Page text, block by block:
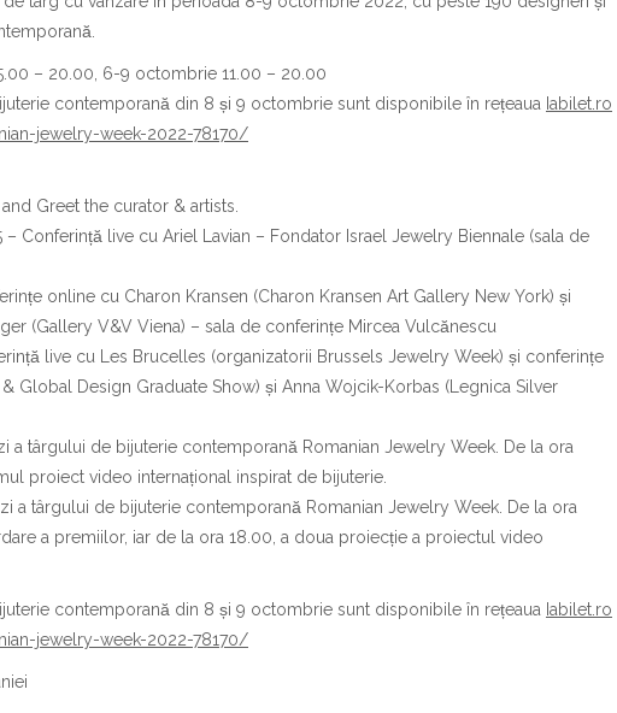
– 20.00, 6-9 octombrie 11.00 – 20.00
contemporană din 8 și 9 octombrie sunt disponibile în rețeaua Iabilet.ro
jewelry-week-2022-78170/
Greet the curator & artists.
Conferință live cu Ariel Lavian – Fondator Israel Jewelry Biennale (sala de
online cu Charon Kransen (Charon Kransen Art Gallery New York) și
(Gallery V&V Viena) – sala de conferințe Mircea Vulcănescu
live cu Les Brucelles (organizatorii Brussels Jewelry Week) și conferințe
Global Design Graduate Show) și Anna Wojcik-Korbas (Legnica Silver
a târgului de bijuterie contemporană Romanian Jewelry Week. De la ora
proiect video internațional inspirat de bijuterie.
a târgului de bijuterie contemporană Romanian Jewelry Week. De la ora
a premiilor, iar de la ora 18.00, a doua proiecție a proiectul video
contemporană din 8 și 9 octombrie sunt disponibile în rețeaua Iabilet.ro
jewelry-week-2022-78170/